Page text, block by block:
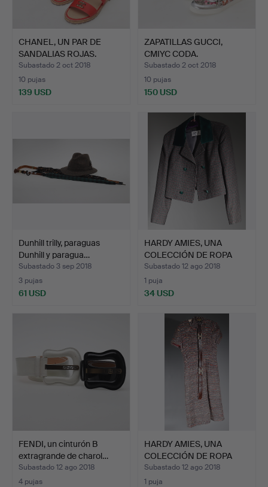
CHANEL, UN PAR DE
SANDALIAS ROJAS.
Subastado 2 oct 2018
10 pujas
139 USD
ZAPATILLAS GUCCI,
CMIYC CODA.
Subastado 2 oct 2018
10 pujas
150 USD
Dunhill trilly, paraguas
Dunhill y paragua…
Subastado 3 sep 2018
3 pujas
61 USD
HARDY AMIES, UNA
COLECCIÓN DE ROPA
VINTAGE…
Subastado 12 ago 2018
1 puja
34 USD
FENDI, un cinturón B
extragrande de charol…
Subastado 12 ago 2018
4 pujas
HARDY AMIES, UNA
COLECCIÓN DE ROPA
VINTAGE…
Subastado 12 ago 2018
1 puja